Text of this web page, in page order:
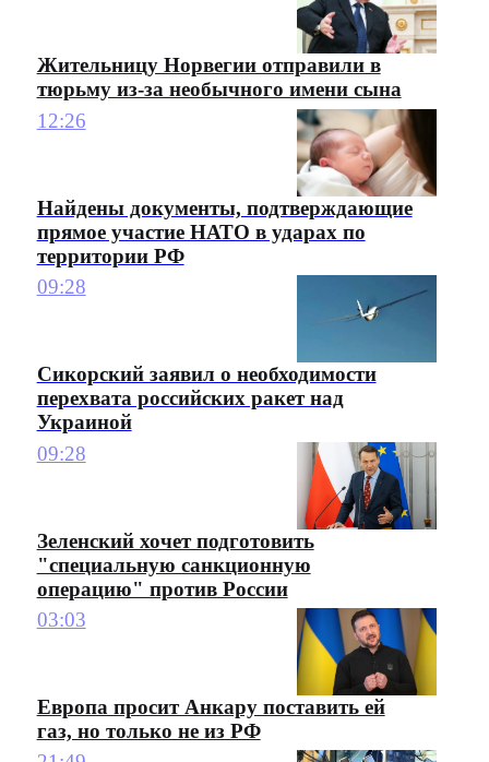
Жительницу Норвегии отправили в
тюрьму из-за необычного имени сына
12:26
Найдены документы, подтверждающие
прямое участие НАТО в ударах по
территории РФ
09:28
Сикорский заявил о необходимости
перехвата российских ракет над
Украиной
09:28
Зеленский хочет подготовить
"специальную санкционную
операцию" против России
03:03
Европа просит Анкару поставить ей
газ, но только не из РФ